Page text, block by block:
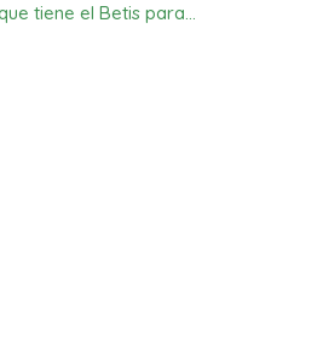
tiene el Betis para…